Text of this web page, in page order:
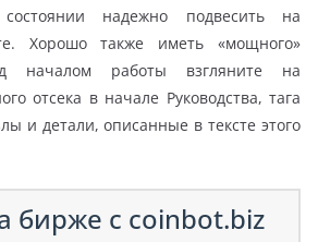
надежно подвесить на
Хорошо также иметь «мощного»
началом работы взгляните на
отсека в начале Руководства, тага
и детали, описанные в тексте этого
бирже с coinbot.biz